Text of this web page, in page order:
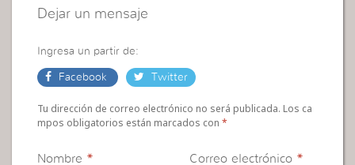
Dejar un mensaje
Ingresa un partir de:
Facebook Twitter
Tu dirección de correo electrónico no será publicada. Los ca
mpos obligatorios están marcados con*
Nombre * Correo electrónico *